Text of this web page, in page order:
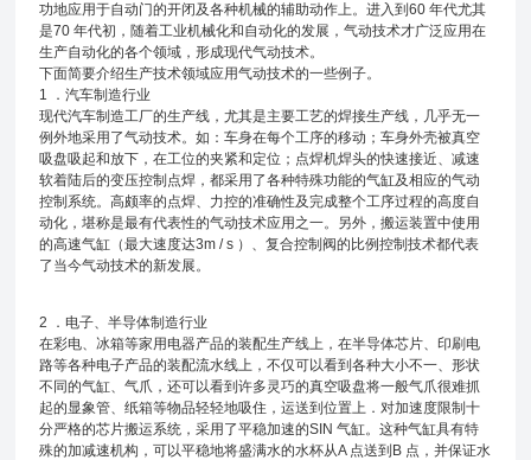
功地应用于自动门的开闭及各种机械的辅助动作上。进入到60 年代尤其
是70 年代初，随着工业机械化和自动化的发展，气动技术才广泛应用在
生产自动化的各个领域，形成现代气动技术。
下面简要介绍生产技术领域应用气动技术的一些例子。
1 ．汽车制造行业
现代汽车制造工厂的生产线，尤其是主要工艺的焊接生产线，几乎无一
例外地采用了气动技术。如：车身在每个工序的移动；车身外壳被真空
吸盘吸起和放下，在工位的夹紧和定位；点焊机焊头的快速接近、减速
软着陆后的变压控制点焊，都采用了各种特殊功能的气缸及相应的气动
控制系统。高颇率的点焊、力控的准确性及完成整个工序过程的高度自
动化，堪称是最有代表性的气动技术应用之一。另外，搬运装置中使用
的高速气缸（最大速度达3m / s ）、复合控制阀的比例控制技术都代表
了当今气动技术的新发展。
2 ．电子、半导体制造行业
在彩电、冰箱等家用电器产品的装配生产线上，在半导体芯片、印刷电
路等各种电子产品的装配流水线上，不仅可以看到各种大小不一、形状
不同的气缸、气爪，还可以看到许多灵巧的真空吸盘将一般气爪很难抓
起的显象管、纸箱等物品轻轻地吸住，运送到位置上．对加速度限制十
分严格的芯片搬运系统，采用了平稳加速的SIN 气缸。这种气缸具有特
殊的加减速机构，可以平稳地将盛满水的水杯从A 点送到B 点，并保证水